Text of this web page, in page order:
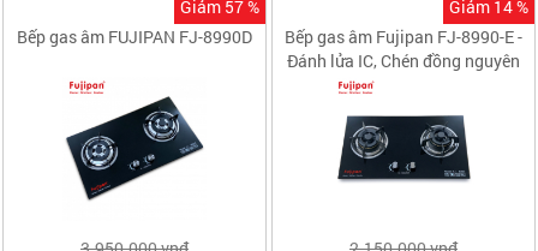
Bếp gas âm FUJIPAN FJ-8990D
Giảm 57 %
Bếp gas âm Fujipan FJ-8990-E -
Đánh lửa IC, Chén đồng nguyên
khối có hâm
Giảm 14 %